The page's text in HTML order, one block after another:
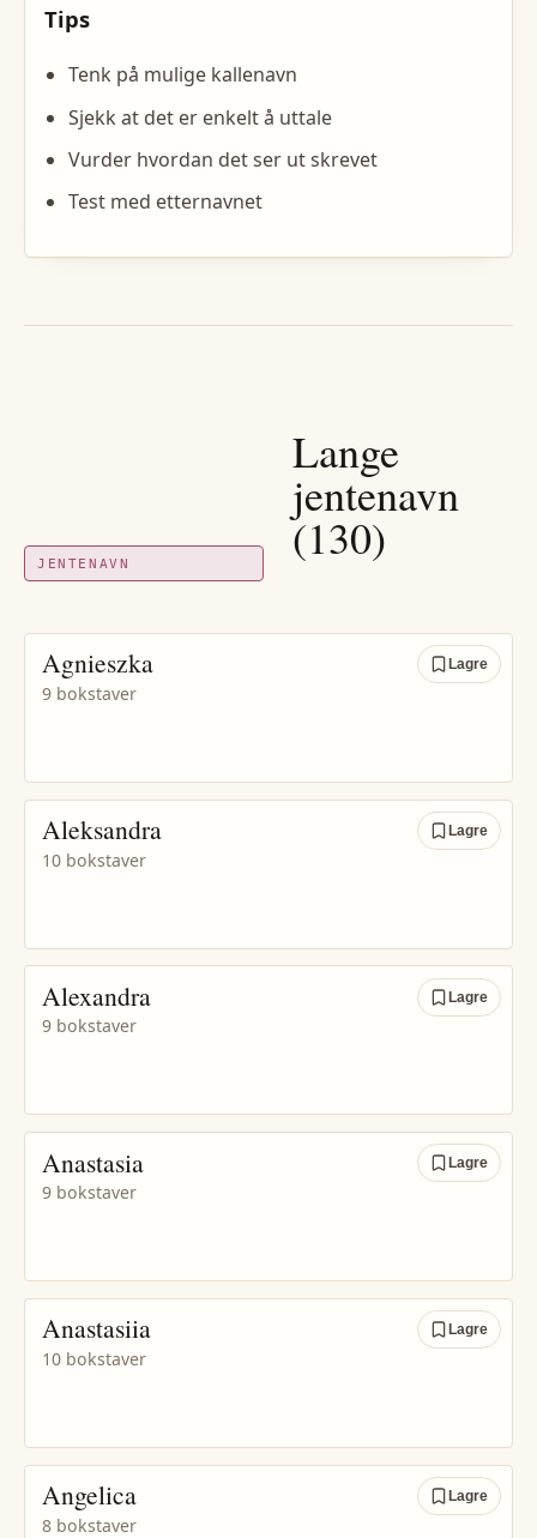
Tips
Tenk på mulige kallenavn
Sjekk at det er enkelt å uttale
Vurder hvordan det ser ut skrevet
Test med etternavnet
JENTENAVN
Lange
jentenavn
(130)
Agnieszka
9 bokstaver
Lagre
Aleksandra
10 bokstaver
Lagre
Alexandra
9 bokstaver
Lagre
Anastasia
9 bokstaver
Lagre
Anastasiia
10 bokstaver
Lagre
Angelica
8 bokstaver
Lagre